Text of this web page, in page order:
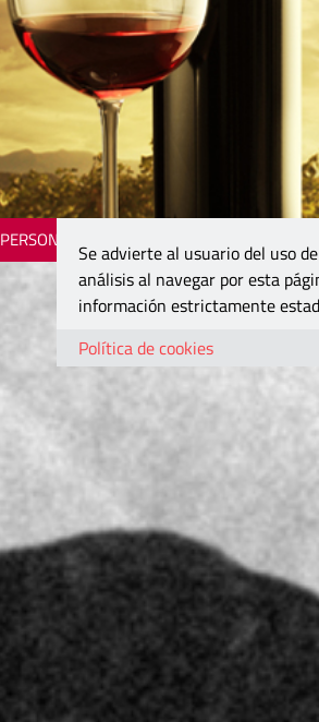
PERSONAJES
Se advierte al usuario del uso
análisis al navegar por esta
información estrictamente
Política de cookies